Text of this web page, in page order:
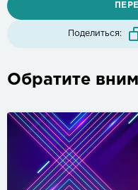
Поделиться:
Обратите